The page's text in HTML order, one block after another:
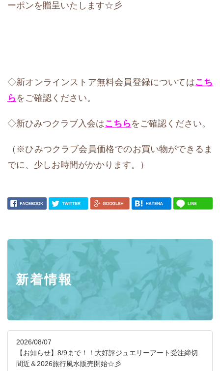
ーポンを贈呈いたします☆彡
◇新オンラインストア無料会員登録についてはこち
ら をご確認ください。
◇新ひみつクラブ入会はこちら をご確認ください。
（※ひみつクラブ会員価格でのお買い物ができるま
でに、少しお時間がかかります。）
新着情報
2026/08/07
【お知らせ】8/9まで！！大好評ジュエリーアート受注締切
間近＆2026旅行風水販売開始☆彡